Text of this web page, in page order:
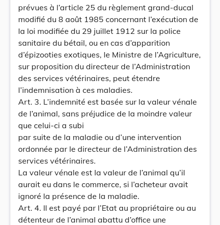
prévues à l’article 25 du règlement grand-ducal
modifié du 8 août 1985 concernant l’exécution de
la loi modifiée du 29 juillet 1912 sur la police
sanitaire du bétail, ou en cas d’apparition
d’épizooties exotiques, le Ministre de l’Agriculture,
sur proposition du directeur de l’Administration
des services vétérinaires, peut étendre
l’indemnisation à ces maladies.
Art. 3. L’indemnité est basée sur la valeur vénale
de l’animal, sans préjudice de la moindre valeur
que celui-ci a subi
par suite de la maladie ou d’une intervention
ordonnée par le directeur de l’Administration des
services vétérinaires.
La valeur vénale est la valeur de l’animal qu’il
aurait eu dans le commerce, si l’acheteur avait
ignoré la présence de la maladie.
Art. 4. Il est payé par l’Etat au propriétaire ou au
détenteur de l’animal abattu d’office une